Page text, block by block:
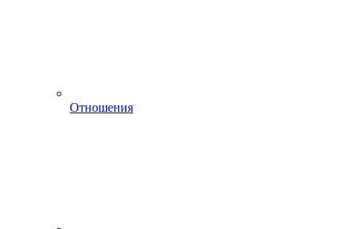
Отношения